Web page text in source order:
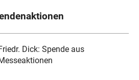
Dick: Spende aus